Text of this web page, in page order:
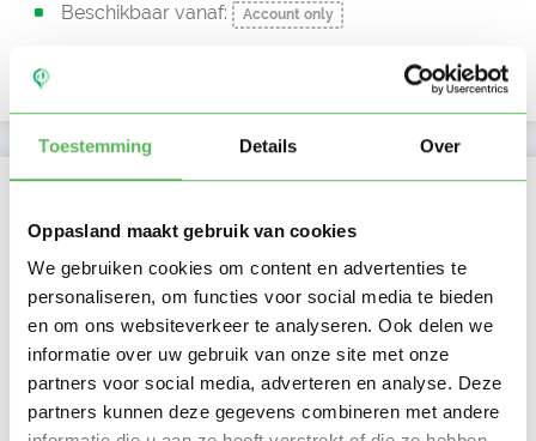
Toestemming Details Over
Oppasland maakt gebruik van cookies
We gebruiken cookies om content en advertenties te
personaliseren, om functies voor social media te bieden
en om ons websiteverkeer te analyseren. Ook delen we
informatie over uw gebruik van onze site met onze
partners voor social media, adverteren en analyse. Deze
partners kunnen deze gegevens combineren met andere
Beschikbaar vanaf: Account only
Kan oppassen op
Ma Di Wo Do
Ochtend
Middag
Namiddag
Avond
NIEUW